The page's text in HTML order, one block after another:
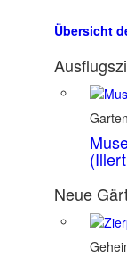
Übersicht
Neue